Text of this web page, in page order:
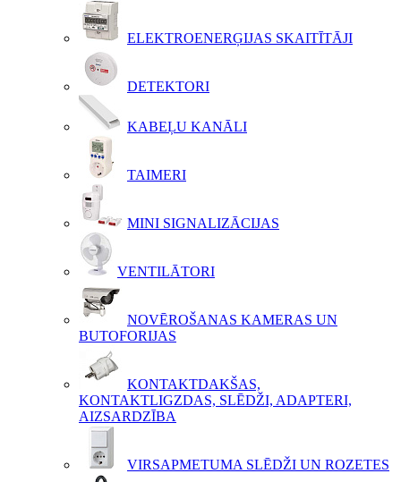
ELEKTROENERĢIJAS SKAITĪTĀJI
DETEKTORI
KABEĻU KANĀLI
TAIMERI
MINI SIGNALIZĀCIJAS
VENTILĀTORI
NOVĒROŠANAS KAMERAS UN
BUTOFORIJAS
KONTAKTDAKŠAS,
KONTAKTLIGZDAS, SLĒDŽI, ADAPTERI,
AIZSARDZĪBA
VIRSAPMETUMA SLĒDŽI UN ROZETES